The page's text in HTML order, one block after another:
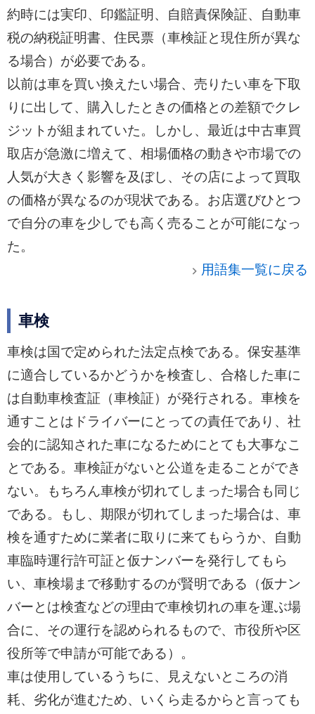
約時には実印、印鑑証明、自賠責保険証、自動車
税の納税証明書、住民票（車検証と現住所が異な
る場合）が必要である。
以前は車を買い換えたい場合、売りたい車を下取
りに出して、購入したときの価格との差額でクレ
ジットが組まれていた。しかし、最近は中古車買
取店が急激に増えて、相場価格の動きや市場での
人気が大きく影響を及ぼし、その店によって買取
の価格が異なるのが現状である。お店選びひとつ
で自分の車を少しでも高く売ることが可能になっ
た。
用語集一覧に戻る
車検
車検は国で定められた法定点検である。保安基準
に適合しているかどうかを検査し、合格した車に
は自動車検査証（車検証）が発行される。車検を
通すことはドライバーにとっての責任であり、社
会的に認知された車になるためにとても大事なこ
とである。車検証がないと公道を走ることができ
ない。もちろん車検が切れてしまった場合も同じ
である。もし、期限が切れてしまった場合は、車
検を通すために業者に取りに来てもらうか、自動
車臨時運行許可証と仮ナンバーを発行してもら
い、車検場まで移動するのが賢明である（仮ナン
バーとは検査などの理由で車検切れの車を運ぶ場
合に、その運行を認められるもので、市役所や区
役所等で申請が可能である）。
車は使用しているうちに、見えないところの消
耗、劣化が進むため、いくら走るからと言っても